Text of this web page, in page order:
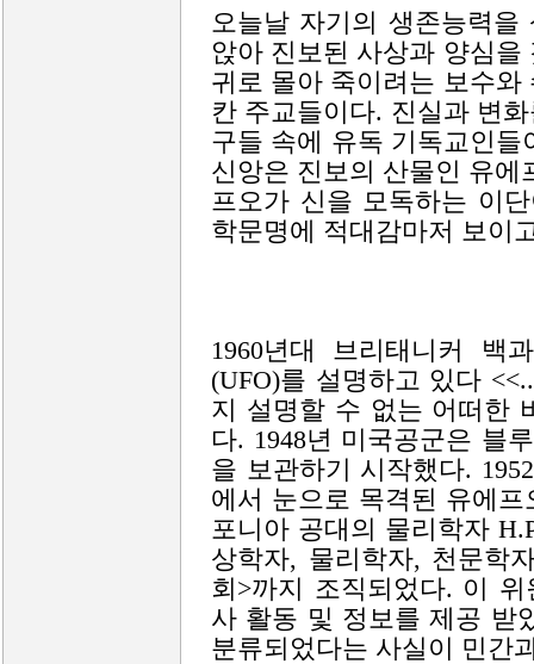
오늘날 자기의 생존능력
앉아 진보된 사상과 양심
귀로 몰아 죽이려는 보수
칸 주교들이다. 진실과 변
구들 속에 유독 기독교인
신앙은 진보의 산물인 유에
프오가 신을 모독하는 이
학문명에 적대감마저 보이
1960년대 브리태니커 백
(UFO)를 설명하고 있다
지 설명할 수 없는 어떠한
다. 1948년 미국공군은 블
을 보관하기 시작했다.
에서 눈으로 목격된 유에
포니아 공대의 물리학자
상학자, 물리학자, 천문학
회>까지 조직되었다. 이
사 활동 및 정보를 제공 받
분류되었다는 사실이 민간